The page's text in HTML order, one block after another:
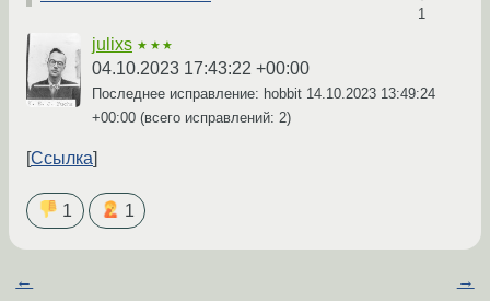
1
julixs ★★★
04.10.2023 17:43:22 +00:00
Последнее исправление: hobbit 14.10.2023 13:49:24
+00:00 (всего исправлений: 2)
Ссылка
1 1
← →